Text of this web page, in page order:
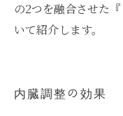
の2つを融合させた
いて紹介します。
内臓調整の効果